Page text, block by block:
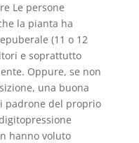
Le persone
la pianta ha
(11 o 12
e soprattutto
Oppure, se non
una buona
padrone del proprio
hanno voluto